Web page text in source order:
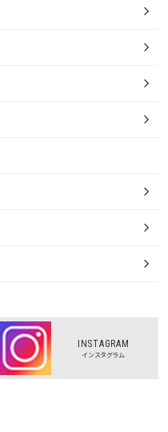
INSTAGRAM
インスタグラム